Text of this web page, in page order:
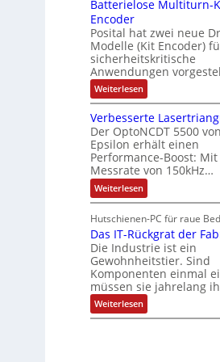
o
g
e
w
ä
h
t
f
t
e
r
ä
l
t
S
c
h
u
t
z
l
a
c
k
b
e
s
c
i
c
h
t
u
n
g
f
s
l
o
s
e
F
a
n
g
s
c
h
a
l
u
n
g
Batterielose Multiturn-
Encoder
Posital hat zwei neue
Modelle (Kit Encoder)
sicherheitskritische
Anwendungen
Weiterlesen:
B
t
t
e
r
i
e
l
o
e
M
u
l
t
i
t
u
r
Verbesserte
Der OptoNCDT 5500
Epsilon erhält einen
Performance-Boost:
Messrate von 150kHz…
Weiterlesen:
V
r
b
e
s
s
e
r
t
e
L
Hutschienen-PC für raue
Das IT-Rückgrat der
Die Industrie ist ein
Gewohnheitstier. Sind
Komponenten einmal
müssen sie jahrelang
Weiterlesen:
D